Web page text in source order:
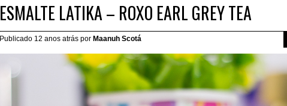
ESMALTE LATIKA – ROXO EARL GREY TEA
Publicado 12 anos atrás por Maanuh Scotá